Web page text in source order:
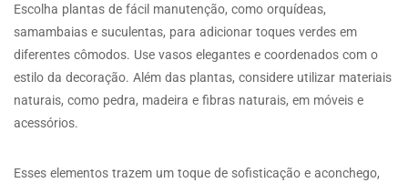
Escolha plantas de fácil manutenção, como orquídeas,
samambaias e suculentas, para adicionar toques verdes em
diferentes cômodos. Use vasos elegantes e coordenados com o
estilo da decoração. Além das plantas, considere utilizar materiais
naturais, como pedra, madeira e fibras naturais, em móveis e
acessórios.
Esses elementos trazem um toque de sofisticação e aconchego,